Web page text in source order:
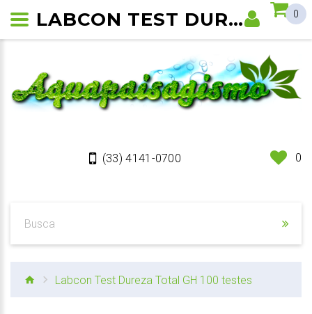
(33) 4141-0700 0
0
Labcon Test Dureza Total GH 100 testes
LABCON TEST DUREZA TOTAL GH